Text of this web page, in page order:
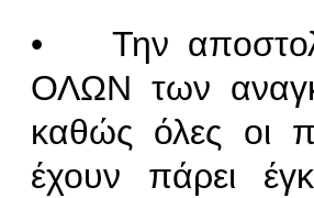
• Την
ΟΛΩΝ των
καθώς όλες οι
έχουν πάρει